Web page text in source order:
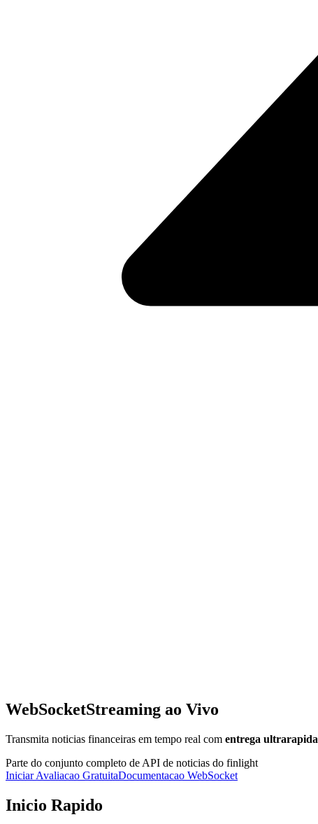
WebSocketStreaming ao Vivo
Transmita noticias financeiras em tempo real com entrega ultrarapida
Parte do conjunto completo de API de noticias do finlight
Iniciar Avaliacao GratuitaDocumentacao WebSocket
Inicio Rapido